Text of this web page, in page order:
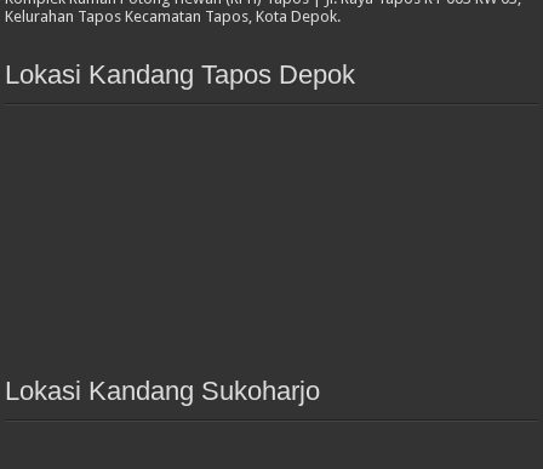
Kelurahan Tapos Kecamatan Tapos, Kota Depok.
Lokasi Kandang Tapos Depok
Lokasi Kandang Sukoharjo